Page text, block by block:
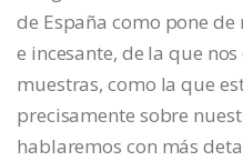
de España como pone
e incesante, de la que
muestras, como la que
precisamente sobre
hablaremos con más